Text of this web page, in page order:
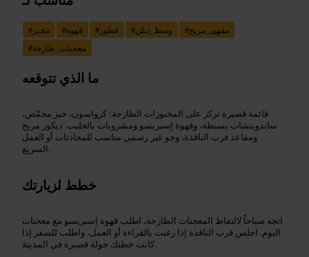
# مخبز #قهوة # فطور #وسط_دبلن #مقهى_مريح
#معجنات_طازجة
ما الذي تتوقعه
قائمة قصيرة تركز على المخبوزات الطازجة: كرواسون، خبز محمّص،
ساندويتشات بسيطة، وقهوة إسبريسو ومشروبات بالحليب. ديكور مريح
ومقاعد قرب النافذة، وجو غير رسمي مناسب للمحادثات أو العمل
السريع.
خطط لزيارتك
اتجه صباحاً لالتقاط المعجنات الطازجة، اطلب قهوة إسبريسو مع معجنات
اليوم. اجلس قرب النافذة إذا رغبت بالقراءة أو العمل، واطلب للسفر إذا
كانت خطتك جولة قصيرة في المدينة.